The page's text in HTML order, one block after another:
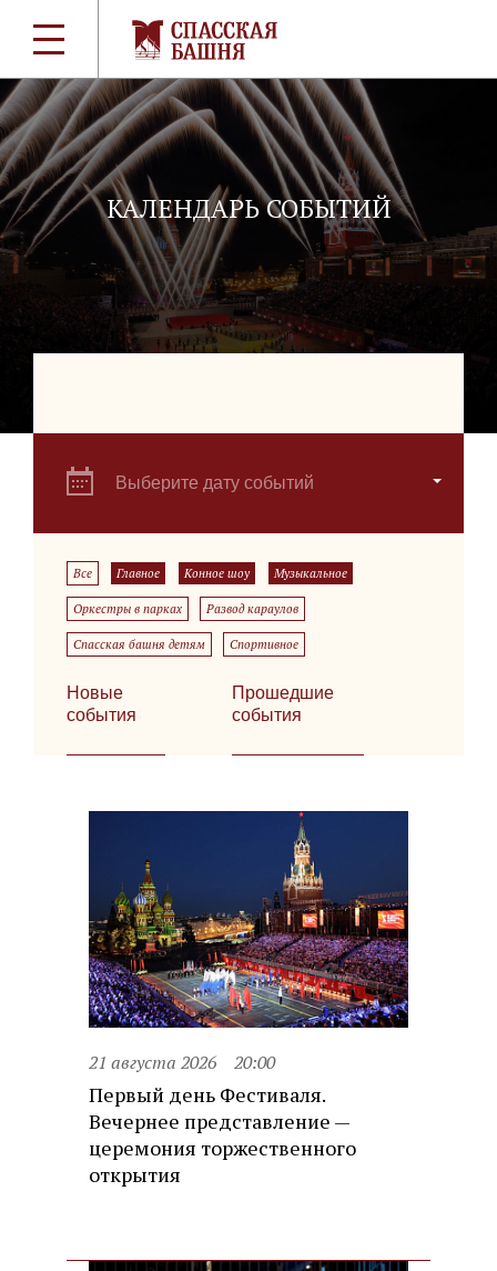
КАЛЕНДАРЬ СОБЫТИЙ
Выберите дату событий
Все Главное Конное шоу Музыкальное
Оркестры в парках Развод караулов
Спасская башня детям Спортивное
Новые
события
Прошедшие
события
21 августа 2026 20:00
Первый день Фестиваля.
Вечернее представление —
церемония торжественного
открытия